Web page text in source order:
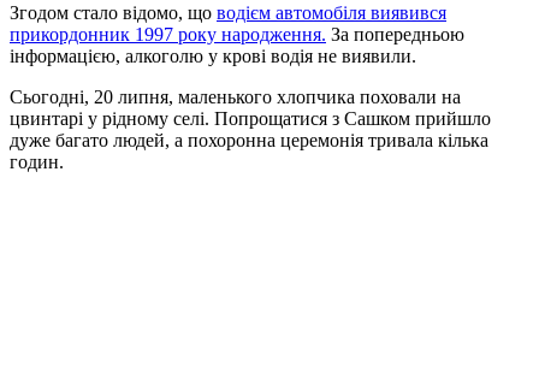
Згодом стало відомо, що водієм автомобіля виявився
прикордонник 1997 року народження. За попередньою
інформацією, алкоголю у крові водія не виявили.
Сьогодні, 20 липня, маленького хлопчика поховали на
цвинтарі у рідному селі. Попрощатися з Сашком прийшло
дуже багато людей, а похоронна церемонія тривала кілька
годин.